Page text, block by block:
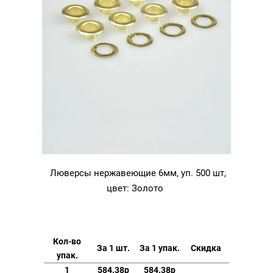
Люверсы нержавеющие 6мм, уп. 500 шт,
цвет: Золото
Кол-во
упак.
За 1 шт. За 1 упак. Скидка
1 584.38р 584.38р